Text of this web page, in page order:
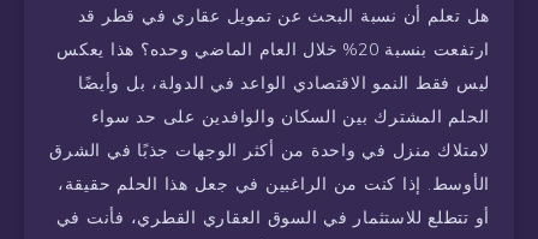
هل تعلم أن نسبة البحث عن تمويل عقاري في قطر قد
ارتفعت بنسبة 20% خلال العام الماضي وحده؟ هذا يعكس
ليس فقط النمو الاقتصادي الواعد في الدولة، بل وأيضًا
الحلم المشترك بين السكان والوافدين على حد سواء
لامتلاك منزل في واحدة من أكثر الوجهات جذبًا في الشرق
الأوسط. إذا كنت من الراغبين في جعل هذا الحلم حقيقة،
أو تتطلع للاستثمار في السوق العقاري القطري، فأنت في